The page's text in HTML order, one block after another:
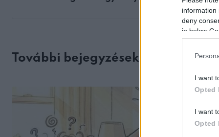
information
deny
in below
I want
Opted
I want
Opted
További bejegyzések